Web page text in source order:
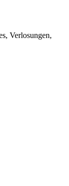
Verlosungen,